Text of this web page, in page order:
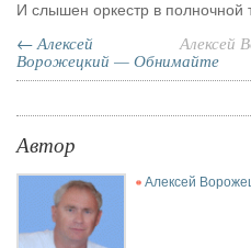
И слышен оркестр в полночной
Алексей
← Алексей
Ворожецкий — Обнимайте
Автор
Алексей